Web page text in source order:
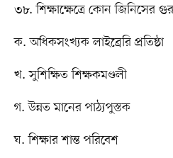
৩৮. শিক্ষাক্ষেত্রে কোন জিনিসের
ক. অধিকসংখ্যক লাইব্রেরি প্রতিষ্ঠা
খ. সুশিক্ষিত শিক্ষকমণ্ডলী
গ. উন্নত মানের পাঠ্যপুস্তক
ঘ. শিক্ষার শান্ত পরিবেশ